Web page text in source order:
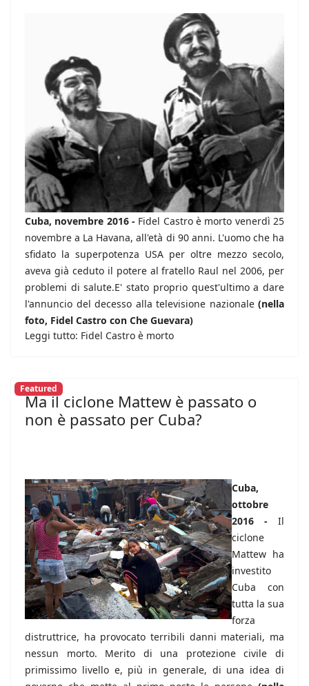
Cuba, novembre 2016 - Fidel Castro è morto venerdì 25
novembre a La Havana, all'età di 90 anni. L'uomo che ha
sfidato la superpotenza USA per oltre mezzo secolo,
aveva già ceduto il potere al fratello Raul nel 2006, per
problemi di salute.E' stato proprio quest'ultimo a dare
l'annuncio del decesso alla televisione nazionale(nella
foto, Fidel Castro con Che Guevara)
Leggi tutto: Fidel Castro è morto
Featured
Ma il ciclone Mattew è passato o
non è passato per Cuba?
Cuba,
ottobre
2016 - Il
ciclone
Mattew ha
investito
Cuba con
tutta la sua
forza
distruttrice, ha provocato terribili danni materiali, ma
nessun morto. Merito di una protezione civile di
primissimo livello e, più in generale, di una idea di